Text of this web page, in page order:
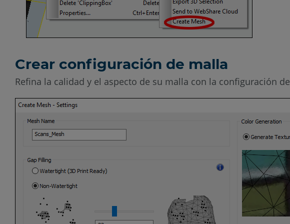
Crear configuración de malla
Refina la calidad y el aspecto de su malla con la configuración de